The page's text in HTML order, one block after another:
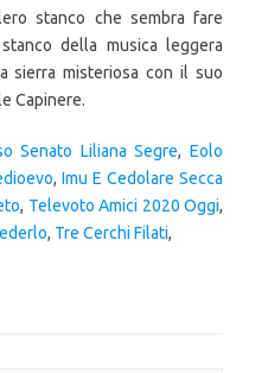
Senato Liliana Segre,Eolo
, Imu E Cedolare Secca
, Televoto Amici 2020 Oggi,
, Tre Cerchi Filati,